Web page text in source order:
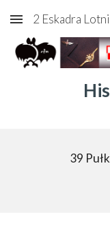
Skip to main content
2 Eskadra
39